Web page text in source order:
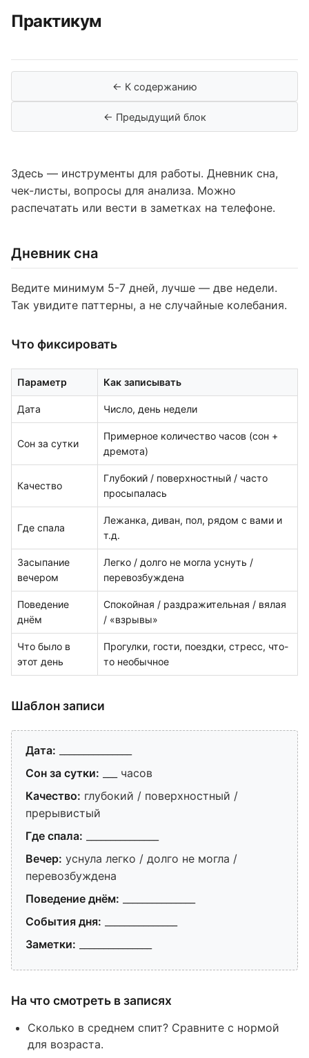
Практикум
← К содержанию
← Предыдущий блок
Здесь — инструменты для работы. Дневник сна,
чек-листы, вопросы для анализа. Можно
распечатать или вести в заметках на телефоне.
Дневник сна
Ведите минимум 5-7 дней, лучше — две недели.
Так увидите паттерны, а не случайные колебания.
Что фиксировать
Параметр Как записывать
Дата Число, день недели
Сон за сутки
Примерное количество часов (сон +
дремота)
Качество
Глубокий / поверхностный / часто
просыпалась
Где спала
Лежанка, диван, пол, рядом с вами и
т.д.
Засыпание
вечером
Легко / долго не могла уснуть /
перевозбуждена
Поведение
днём
Спокойная / раздражительная / вялая
/ «взрывы»
Что было в
этот день
Прогулки, гости, поездки, стресс, что-
то необычное
Шаблон записи
Дата:
Сон за сутки: ___ часов
Качество: глубокий / поверхностный /
прерывистый
Где спала:
Вечер: уснула легко / долго не могла /
перевозбуждена
Поведение днём:
События дня:
Заметки:
На что смотреть в записях
Сколько в среднем спит? Сравните с нормой
для возраста.